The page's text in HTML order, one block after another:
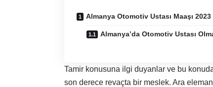
Almanya Otomotiv Ustası Maaşı 2023
Almanya’da Otomotiv Ustası
Tamir konusuna ilgi duyanlar ve bu
son derece revaçta bir meslek. Ara